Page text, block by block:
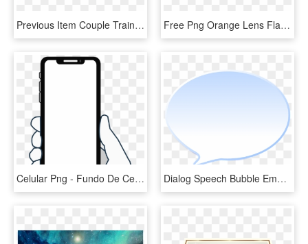
Previous Item Couple Training Next Item Abstract Blur - Fundo De Imagem Academia, HD Png Download Free Png Orange Lens Flare Png Png Image With Transparent - Efeitos De Fundo Png, Png Download
Celular Png - Fundo De Celular Png, Transparent Png Dialog Speech Bubble Empty Png Image - Balão De Conversa Png Fundo Transparente, Png Download